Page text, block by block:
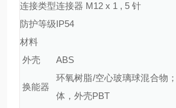
连接类型连接器 M12 x 1 , 5 针
防护等级IP54
材料
外壳
ABS
换能器
环氧树脂/空心玻璃球混合物
体，外壳PBT